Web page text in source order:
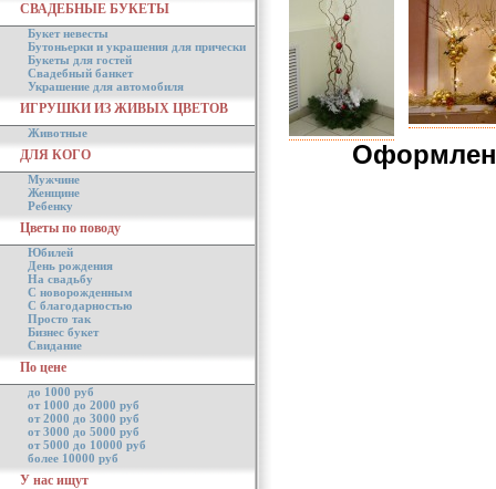
СВАДЕБНЫЕ БУКЕТЫ
Букет невесты
Бутоньерки и украшения для прически
Букеты для гостей
Свадебный банкет
Украшение для автомобиля
ИГРУШКИ ИЗ ЖИВЫХ ЦВЕТОВ
Животные
ДЛЯ КОГО
Мужчине
Женщине
Ребенку
Цветы по поводу
Юбилей
День рождения
На свадьбу
С новорожденным
С благодарностью
Просто так
Бизнес букет
Свидание
По цене
до 1000 руб
от 1000 до 2000 руб
от 2000 до 3000 руб
от 3000 до 5000 руб
от 5000 до 10000 руб
более 10000 руб
У нас ищут